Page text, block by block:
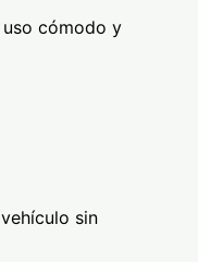
uso cómodo y
sin